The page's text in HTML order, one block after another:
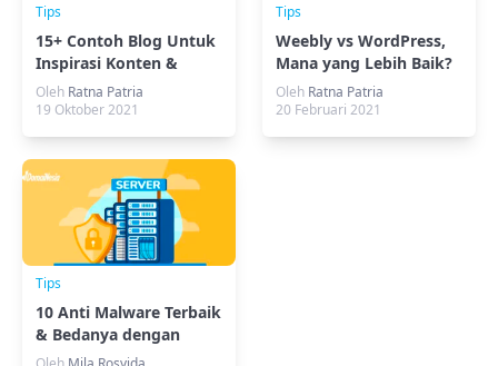
Tips
15+ Contoh Blog Untuk
Inspirasi Konten &
Desain Blog Kamu
Oleh Ratna Patria
19 Oktober 2021
Tips
Weebly vs WordPress,
Mana yang Lebih Baik?
Oleh Ratna Patria
20 Februari 2021
Tips
10 Anti Malware Terbaik
& Bedanya dengan
Antivirus